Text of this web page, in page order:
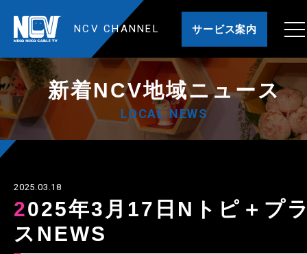
NCV CHANNEL サービス案内
新着NCV地域ニュース
LOCAL NEWS
2025.03.18
2025年3月17日Nトピ＋プラ
スNEWS